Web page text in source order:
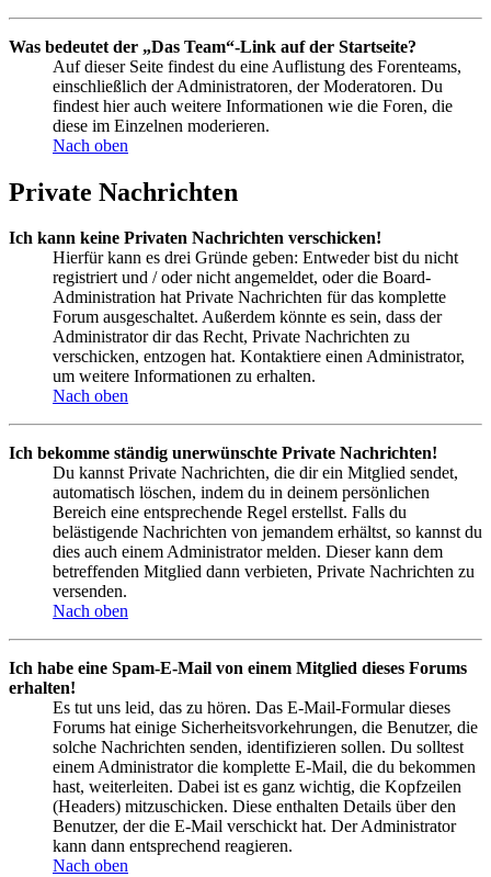
Was bedeutet der „Das Team“-Link auf der Startseite?
Auf dieser Seite findest du eine Auflistung des Forenteams,
einschließlich der Administratoren, der Moderatoren. Du
findest hier auch weitere Informationen wie die Foren, die
diese im Einzelnen moderieren.
Nach oben
Private Nachrichten
Ich kann keine Privaten Nachrichten verschicken!
Hierfür kann es drei Gründe geben: Entweder bist du nicht
registriert und / oder nicht angemeldet, oder die Board-
Administration hat Private Nachrichten für das komplette
Forum ausgeschaltet. Außerdem könnte es sein, dass der
Administrator dir das Recht, Private Nachrichten zu
verschicken, entzogen hat. Kontaktiere einen Administrator,
um weitere Informationen zu erhalten.
Nach oben
Ich bekomme ständig unerwünschte Private Nachrichten!
Du kannst Private Nachrichten, die dir ein Mitglied sendet,
automatisch löschen, indem du in deinem persönlichen
Bereich eine entsprechende Regel erstellst. Falls du
belästigende Nachrichten von jemandem erhältst, so kannst du
dies auch einem Administrator melden. Dieser kann dem
betreffenden Mitglied dann verbieten, Private Nachrichten zu
versenden.
Nach oben
Ich habe eine Spam-E-Mail von einem Mitglied dieses Forums
erhalten!
Es tut uns leid, das zu hören. Das E-Mail-Formular dieses
Forums hat einige Sicherheitsvorkehrungen, die Benutzer, die
solche Nachrichten senden, identifizieren sollen. Du solltest
einem Administrator die komplette E-Mail, die du bekommen
hast, weiterleiten. Dabei ist es ganz wichtig, die Kopfzeilen
(Headers) mitzuschicken. Diese enthalten Details über den
Benutzer, der die E-Mail verschickt hat. Der Administrator
kann dann entsprechend reagieren.
Nach oben